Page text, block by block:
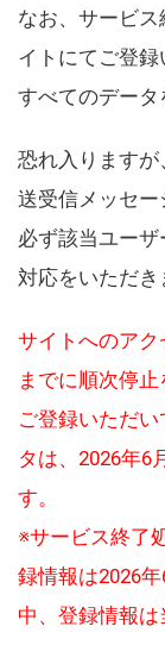
なお、サービス
イトにてご登
すべてのデータ
恐れ入りますが
送受信メッセ
必ず該当ユー
対応をいただき
サイトへのアク
までに順次停止
ご登録いただ
タは、2026年6
す。
※サービス終了
録情報は2026
中、登録情報は